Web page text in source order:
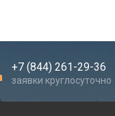
+7 (844) 261-29-36
заявки круглосуточно